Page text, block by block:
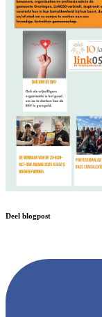
Deel blogpost